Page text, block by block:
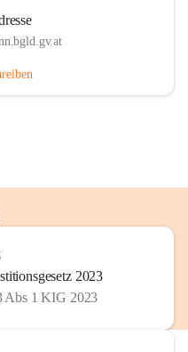
2023
Abs 1 KIG 2023